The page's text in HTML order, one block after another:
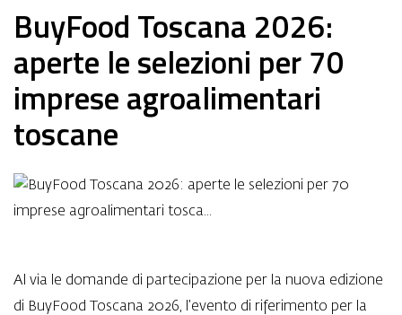
BuyFood Toscana 2026:
aperte le selezioni per 70
imprese agroalimentari
toscane
Al via le domande di partecipazione per la nuova edizione
di BuyFood Toscana 2026, l’evento di riferimento per la